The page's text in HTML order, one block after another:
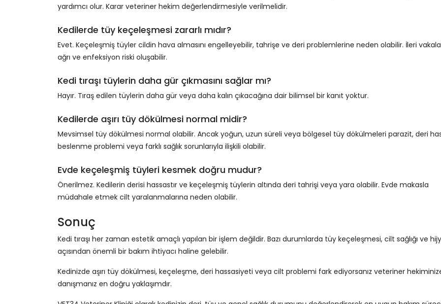
yardımcı olur. Karar veteriner hekim değerlendirmesiyle verilmelidir.
Kedilerde tüy keçeleşmesi zararlı mıdır?
Evet. Keçeleşmiş tüyler cildin hava almasını engelleyebilir, tahrişe ve deri problemlerine neden olabilir. İleri
ağrı ve enfeksiyon riski oluşabilir.
Kedi tıraşı tüylerin daha gür çıkmasını sağlar mı?
Hayır. Tıraş edilen tüylerin daha gür veya daha kalın çıkacağına dair bilimsel bir kanıt yoktur.
Kedilerde aşırı tüy dökülmesi normal midir?
Mevsimsel tüy dökülmesi normal olabilir. Ancak yoğun, uzun süreli veya bölgesel tüy dökülmeleri parazit, deri
beslenme problemi veya farklı sağlık sorunlarıyla ilişkili olabilir.
Evde keçeleşmiş tüyleri kesmek doğru mudur?
Önerilmez. Kedilerin derisi hassastır ve keçeleşmiş tüylerin altında deri tahrişi veya yara olabilir. Evde makasla
müdahale etmek cilt yaralanmalarına neden olabilir.
Sonuç
Kedi tıraşı her zaman estetik amaçlı yapılan bir işlem değildir. Bazı durumlarda tüy keçeleşmesi, cilt sağlığı ve
açısından önemli bir bakım ihtiyacı haline gelebilir.
Kedinizde aşırı tüy dökülmesi, keçeleşme, deri hassasiyeti veya cilt problemi fark ediyorsanız veteriner
danışmanız en doğru yaklaşımdır.